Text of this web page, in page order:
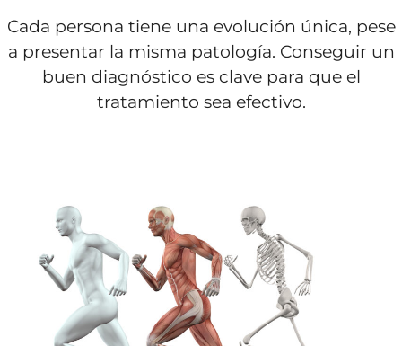
Cada persona tiene una evolución única, pese
a presentar la misma patología. Conseguir un
buen diagnóstico es clave para que el
tratamiento sea efectivo.